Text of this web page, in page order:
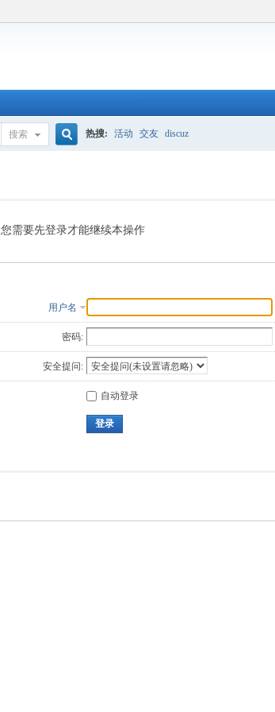
搜索
索
热搜: 活动 交友 discuz
您需要先登录才能继续本操作
用户名
密码:
安全提问:
自动登录
登录